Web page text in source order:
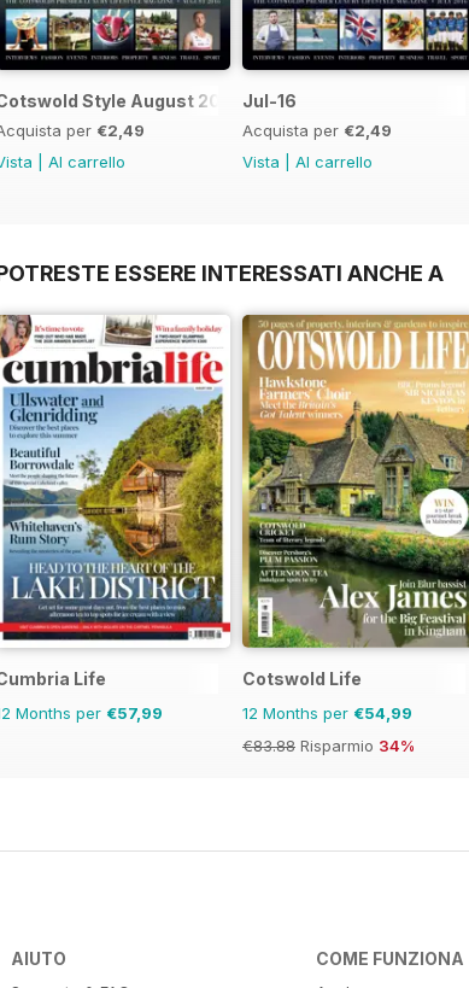
Style August 2016
per €2,49
Al carrello
Jul-16
Acquista per €2,49
Vista
Al carrello
ESSERE INTERESSATI ANCHE A
Life
Months per €57,99
Cotswold Life
12 Months per €54,99
€83.88 Risparmio 34%
AIUTO COME FUNZIONA